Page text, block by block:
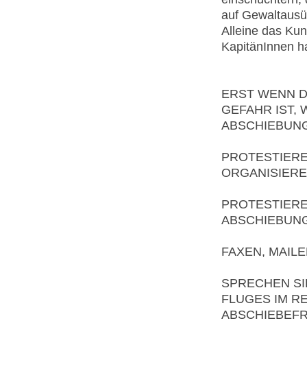
auf
Alleine das
KapitänInnen
ERST WENN
GEFAHR IST,
FAXEN,
SPRECHEN
FLUGES IM